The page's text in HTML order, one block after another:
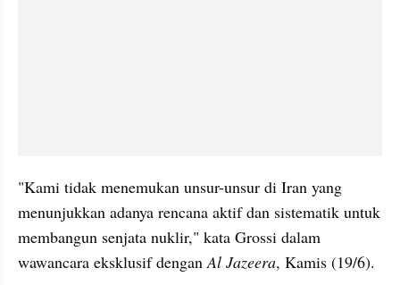
"Kami tidak menemukan unsur-unsur di Iran yang
menunjukkan adanya rencana aktif dan sistematik untuk
membangun senjata nuklir," kata Grossi dalam
wawancara eksklusif dengan Al Jazeera, Kamis (19/6).